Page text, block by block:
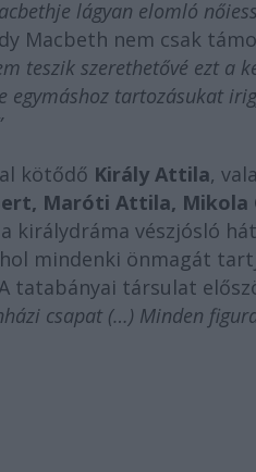
lágyan elomló
Macbeth nem csak
teszik szerethetővé ezt a
tartozásukat
kötődő Király Attila,
Maróti Attila, Mikola
királydráma vészjósló
mindenki önmagát
tatabányai társulat
csapat (…) Minden